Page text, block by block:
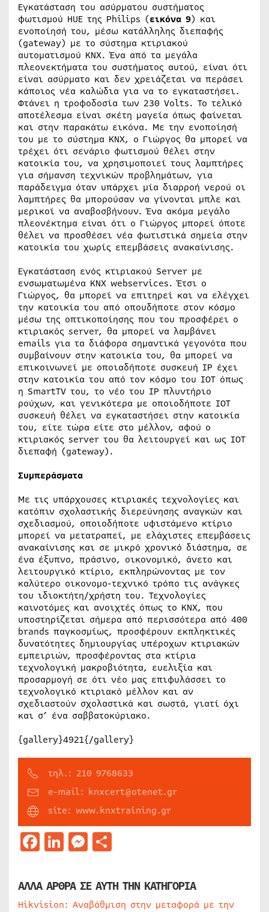
Εγκατάσταση του ασύρματου συστήματος
φωτισμού HUE της Philips (εικόνα 9) και
ενοποίησή του, μέσω κατάλληλης διεπαφής
(gateway) με το σύστημα κτιριακού
αυτοματισμού ΚΝΧ. Ένα από τα μεγάλα
πλεονεκτήματα του συστήματος αυτού, είναι ότι
είναι ασύρματο και δεν χρειάζεται να περάσει
κάποιος νέα καλώδια για να το εγκαταστήσει.
Φτάνει η τροφοδοσία των 230 Volts. Το τελικό
αποτέλεσμα είναι σκέτη μαγεία όπως φαίνεται
και στην παρακάτω εικόνα. Με την ενοποίησή
του με το σύστημα ΚΝΧ, ο Γιώργος θα μπορεί να
τρέχει ότι σενάριο φωτισμού θέλει στην
κατοικία του, να χρησιμοποιεί τους λαμπτήρες
για σήμανση τεχνικών προβλημάτων, για
παράδειγμα όταν υπάρχει μία διαρροή νερού οι
λαμπτήρες θα μπορούσαν να γίνονται μπλε και
μερικοί να αναβοσβήνουν. Ένα ακόμα μεγάλο
πλεονέκτημα είναι ότι ο Γιώργος μπορεί όποτε
θέλει να προσθέσει νέα φωτιστικά σημεία στην
κατοικία του χωρίς επεμβάσεις ανακαίνισης.
Εγκατάσταση ενός κτιριακού Server με
ενσωματωμένα ΚΝΧ webservices. Έτσι ο
Γιώργος, θα μπορεί να επιτηρεί και να ελέγχει
την κατοικία του από οπουδήποτε στον κόσμο
μέσω της οπτικοποίησης που του προσφέρει ο
κτιριακός server, θα μπορεί να λαμβάνει
emails για τα διάφορα σημαντικά γεγονότα που
συμβαίνουν στην κατοικία του, θα μπορεί να
επικοινωνεί με οποιαδήποτε συσκευή IP έχει
στην κατοικία του από τον κόσμο του IOT όπως
η SmartTV του, το νέο του IP πλυντήριο
ρούχων, και γενικότερα με οποιοδήποτε ΙΟΤ
συσκευή θέλει να εγκαταστήσει στην κατοικία
του, είτε τώρα είτε στο μέλλον, αφού ο
κτιριακός server του θα λειτουργεί και ως ΙΟΤ
διεπαφή (gateway).
Συμπεράσματα
Με τις υπάρχουσες κτιριακές τεχνολογίες και
κατόπιν σχολαστικής διερεύνησης αναγκών και
σχεδιασμού, οποιοδήποτε υφιστάμενο κτίριο
μπορεί να μετατραπεί, με ελάχιστες επεμβάσεις
ανακαίνισης και σε μικρό χρονικό διάστημα, σε
ένα έξυπνο, πράσινο, οικονομικό, άνετο και
λειτουργικό κτίριο, εκπληρώνοντας με τον
καλύτερο οικονομο-τεχνικό τρόπο τις ανάγκες
του ιδιοκτήτη/χρήστη του. Τεχνολογίες
καινοτόμες και ανοιχτές όπως το ΚΝΧ, που
υποστηρίζεται σήμερα από περισσότερα από 400
brands παγκοσμίως, προσφέρουν εκπληκτικές
δυνατότητες δημιουργίας υπέροχων κτιριακών
εμπειριών, προσφέροντας στα κτίρια
τεχνολογική μακροβιότητα, ευελιξία και
προσαρμογή σε ότι νέο μας επιφυλάσσει το
τεχνολογικό κτιριακό μέλλον και αν
σχεδιαστούν σχολαστικά και σωστά, γιατί όχι
και σ’ ένα σαββατοκύριακο.
{gallery}4921{/gallery}
τηλ.: 210 9768633
e-mail: knxcert@otenet.gr
site: www.knxtraining.gr
Facebook
LinkedIn
Messenger
ΑΛΛΑ ΑΡΘΡΑ ΣΕ ΑΥΤΗ ΤΗΝ ΚΑΤΗΓΟΡΙΑ
Hikvision: Αναβάθμιση στην μεταφορά με την